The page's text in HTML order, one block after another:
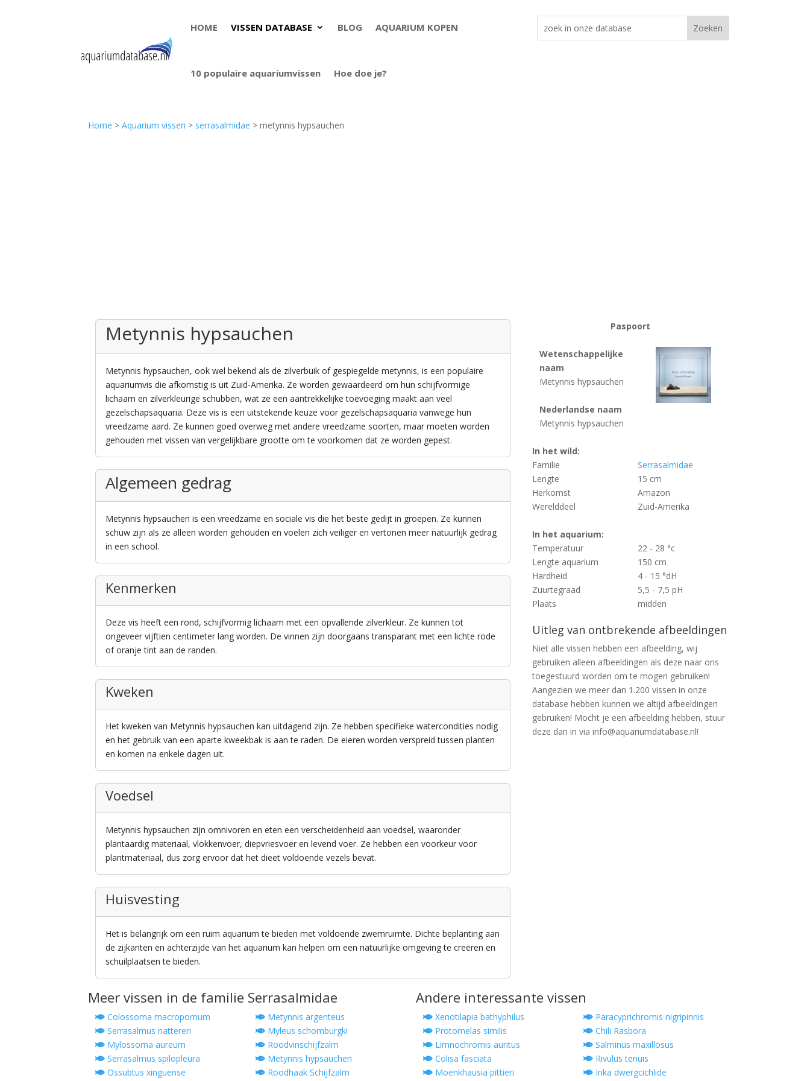
HOME VISSEN DATABASE BLOG AQUARIUM KOPEN
10 populaire aquariumvissen Hoe doe je?
Home >Aquarium vissen > serrasalmidae > metynnis hypsauchen
Paspoort
Wetenschappelijke
naam
Metynnis hypsauchen
Nederlandse naam
Metynnis hypsauchen
In het wild:
Familie
Serrasalmidae
Lengte
15 cm
Herkomst
Amazon
Werelddeel
Zuid-Amerika
In het aquarium:
Temperatuur
22 - 28 °c
Lengte aquarium
150 cm
Hardheid
4 - 15 °dH
Zuurtegraad
5,5 - 7,5 pH
Plaats
midden
Uitleg van ontbrekende afbeeldingen
Niet alle vissen hebben een afbeelding, wij
gebruiken alleen afbeeldingen als deze naar ons
toegestuurd worden om te mogen gebruiken!
Aangezien we meer dan 1.200 vissen in onze
database hebben kunnen we altijd afbeeldingen
gebruiken! Mocht je een afbeelding hebben, stuur
deze dan in via info@aquariumdatabase.nl!
Metynnis hypsauchen
Metynnis hypsauchen, ook wel bekend als de zilverbuik of gespiegelde metynnis, is een populaire
aquariumvis die afkomstig is uit Zuid-Amerika. Ze worden gewaardeerd om hun schijfvormige
lichaam en zilverkleurige schubben, wat ze een aantrekkelijke toevoeging maakt aan veel
gezelschapsaquaria. Deze vis is een uitstekende keuze voor gezelschapsaquaria vanwege hun
vreedzame aard. Ze kunnen goed overweg met andere vreedzame soorten, maar moeten worden
gehouden met vissen van vergelijkbare grootte om te voorkomen dat ze worden gepest.
Algemeen gedrag
Metynnis hypsauchen is een vreedzame en sociale vis die het beste gedijt in groepen. Ze kunnen
schuw zijn als ze alleen worden gehouden en voelen zich veiliger en vertonen meer natuurlijk gedrag
in een school.
Kenmerken
Deze vis heeft een rond, schijfvormig lichaam met een opvallende zilverkleur. Ze kunnen tot
ongeveer vijftien centimeter lang worden. De vinnen zijn doorgaans transparant met een lichte rode
of oranje tint aan de randen.
Kweken
Het kweken van Metynnis hypsauchen kan uitdagend zijn. Ze hebben specifieke watercondities nodig
en het gebruik van een aparte kweekbak is aan te raden. De eieren worden verspreid tussen planten
en komen na enkele dagen uit.
Voedsel
Metynnis hypsauchen zijn omnivoren en eten een verscheidenheid aan voedsel, waaronder
plantaardig materiaal, vlokkenvoer, diepvriesvoer en levend voer. Ze hebben een voorkeur voor
plantmateriaal, dus zorg ervoor dat het dieet voldoende vezels bevat.
Huisvesting
Het is belangrijk om een ruim aquarium te bieden met voldoende zwemruimte. Dichte beplanting aan
de zijkanten en achterzijde van het aquarium kan helpen om een natuurlijke omgeving te creëren en
schuilplaatsen te bieden.
Meer vissen in de familie Serrasalmidae
Colossoma macropomum
Metynnis argenteus
Serrasalmus nattereri
Myleus schomburgki
Mylossoma aureum
Roodvinschijfzalm
Serrasalmus spilopleura
Metynnis hypsauchen
Ossubtus xinguense
Roodhaak Schijfzalm
Andere interessante vissen
Xenotilapia bathyphilus
Paracyprichromis nigripinnis
Protomelas similis
Chili Rasbora
Limnochromis auritus
Salminus maxillosus
Colisa fasciata
Rivulus tenuis
Moenkhausia pittieri
Inka dwergcichlide